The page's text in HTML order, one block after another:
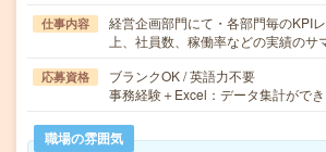
仕事内容
経営企画部門にて・各部門毎の
上、社員数、稼働率などの実績の
応募資格
ブランクOK / 英語力不要
事務経験＋Excel：データ集計がで
職場の雰囲気